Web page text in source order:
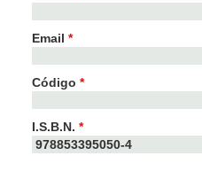
Email *
Código *
I.S.B.N. *